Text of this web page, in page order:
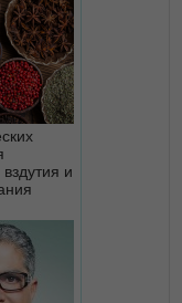
и